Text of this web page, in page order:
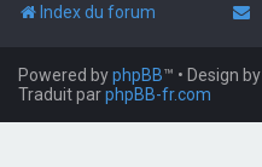
Index du forum
Powered byphpBB™ • Design by
Traduit parphpBB-fr.com